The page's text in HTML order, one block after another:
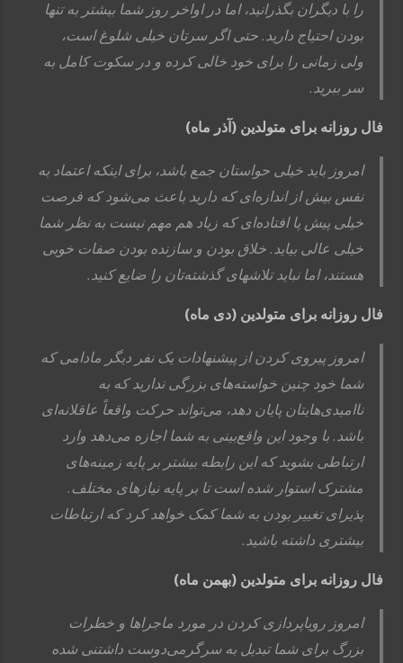
را با دیگران بگذرانید، اما در اواخر روز شما بیشتر به تنها
بودن احتیاج دارید. حتی اگر سرتان خیلی شلوغ است،
ولی زمانی را برای خود خالی کرده و در سکوت کامل به
سر ببرید.
فال روزانه برای متولدین (آذر ماه)
امروز باید خیلی حواستان جمع باشد، برای اینکه اعتماد به
نفس بیش از اندازه‌ای که دارید باعث می‌شود که فرصت
خیلی پیش پا افتاده‌ای که زیاد هم مهم نیست به نظر شما
خیلی عالی بیاید. خلاق بودن و سازنده بودن صفات خوبی
هستند، اما نباید تلاشهای گذشته‌تان را ضایع کنید.
فال روزانه برای متولدین (دی ماه)
امروز پیروی کردن از پیشنهادات یک نفر دیگر مادامی که
شما خود چنین خواسته‌های بزرگی ندارید که به
ناامیدی‌هایتان پایان دهد، می‌تواند حرکت واقعاً عاقلانه‌ای
باشد. با وجود این واقع‌بینی به شما اجازه می‌دهد وارد
ارتباطی بشوید که این رابطه بیشتر بر پایه زمینه‌های
مشترک استوار شده است تا بر پایه نیازهای مختلف.
پذیرای تغییر بودن به شما کمک خواهد کرد که ارتباطات
بیشتری داشته باشید.
فال روزانه برای متولدین (بهمن ماه)
امروز رویاپردازی کردن در مورد ماجراها و خطرات
بزرگ برای شما تبدیل به سرگرمی‌دوست داشتنی شده